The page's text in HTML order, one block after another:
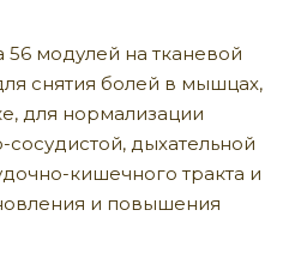
модулей на тканевой
снятия болей в мышцах,
для нормализации
дыхательной
кишечного тракта и
и повышения